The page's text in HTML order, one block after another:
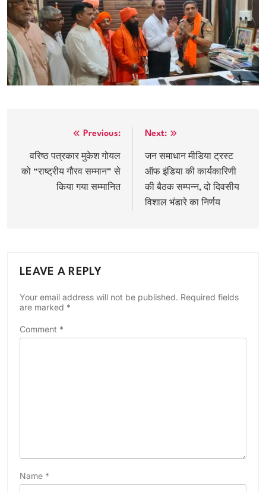
navigation
Previous:
वरिष्ठ पत्रकार मुकेश गोयल
को “राष्ट्रीय गौरव सम्मान” से
किया गया सम्मानित
Next:
जन समाधान मीडिया ट्रस्ट
ऑफ इंडिया की कार्यकारिणी
की बैठक सम्पन्न, दो दिवसीय
विशाल भंडारे का निर्णय
LEAVE A REPLY
Your email address will not be published. Required fields
are marked *
Comment *
Name *